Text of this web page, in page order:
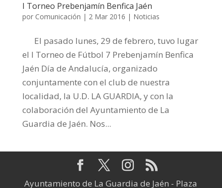
I Torneo Prebenjamín Benfica Jaén
por Comunicación | 2 Mar 2016 | Noticias
El pasado lunes, 29 de febrero, tuvo lugar
el I Torneo de Fútbol 7 Prebenjamín Benfica
Jaén Día de Andalucía, organizado
conjuntamente con el club de nuestra
localidad, la U.D. LA GUARDIA, y con la
colaboración del Ayuntamiento de La
Guardia de Jaén. Nos...
Ayuntamiento de La Guardia de Jaén - Plaza